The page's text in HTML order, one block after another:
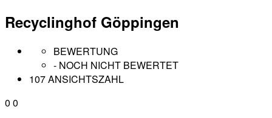
Recyclinghof Göppingen
BEWERTUNG
- NOCH NICHT BEWERTET
107 ANSICHTSZAHL
0 0